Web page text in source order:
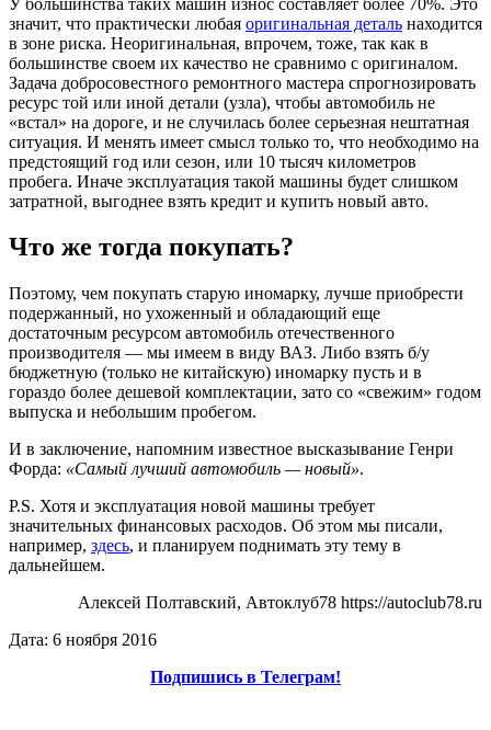
значит, что практически любая оригинальная деталь находится
в зоне риска. Неоригинальная, впрочем, тоже, так как в
большинстве своем их качество не сравнимо с оригиналом.
Задача добросовестного ремонтного мастера спрогнозировать
ресурс той или иной детали (узла), чтобы автомобиль не
«встал» на дороге, и не случилась более серьезная нештатная
ситуация. И менять имеет смысл только то, что необходимо на
предстоящий год или сезон, или 10 тысяч километров
пробега. Иначе эксплуатация такой машины будет слишком
затратной, выгоднее взять кредит и купить новый авто.
Что же тогда покупать?
Поэтому, чем покупать старую иномарку, лучше приобрести
подержанный, но ухоженный и обладающий еще
достаточным ресурсом автомобиль отечественного
производителя — мы имеем в виду ВАЗ. Либо взять б/у
бюджетную (только не китайскую) иномарку пусть и в
гораздо более дешевой комплектации, зато со «свежим» годом
выпуска и небольшим пробегом.
И в заключение, напомним известное высказывание Генри
Форда: «Самый лучший автомобиль — новый».
P.S. Хотя и эксплуатация новой машины требует
значительных финансовых расходов. Об этом мы писали,
например, здесь, и планируем поднимать эту тему в
дальнейшем.
Алексей Полтавский, Автоклуб78 https://autoclub78.ru
Дата: 6 ноября 2016
Подпишись в Телеграм!